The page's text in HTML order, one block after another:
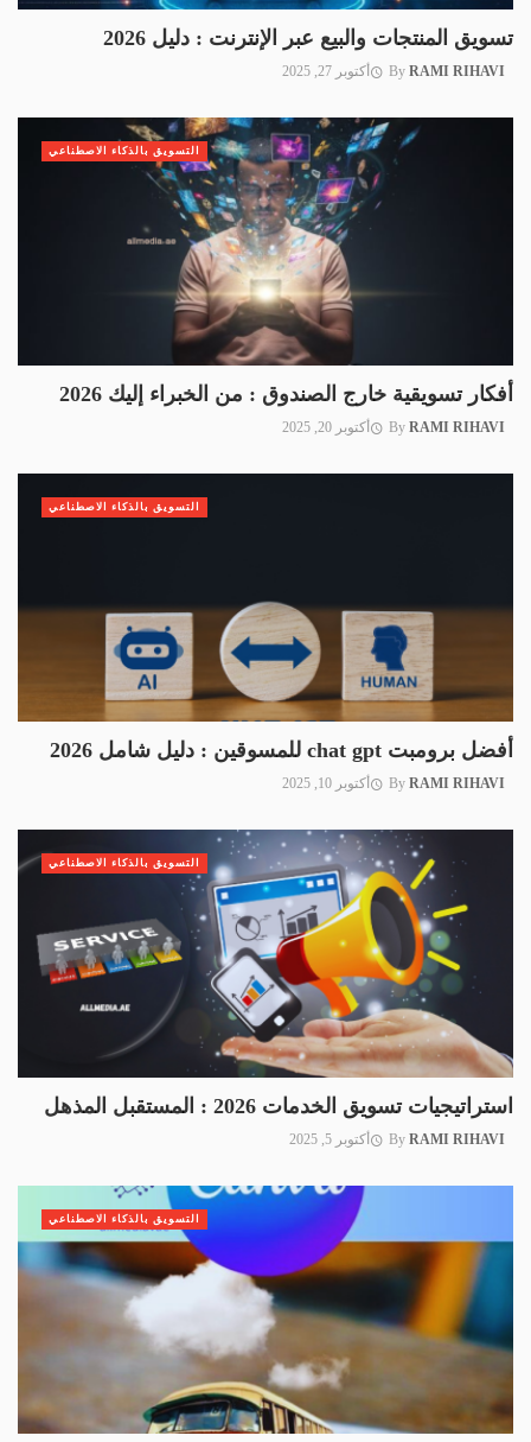
تسويق المنتجات والبيع عبر الإنترنت : دليل 2026
By RAMI RIHAVI أكتوبر 27, 2025
أفكار تسويقية خارج الصندوق : من الخبراء إليك 2026
By RAMI RIHAVI أكتوبر 20, 2025
التسويق بالذكاء الاصطناعي
أفضل برومبت chat gpt للمسوقين : دليل شامل 2026
By RAMI RIHAVI أكتوبر 10, 2025
التسويق بالذكاء الاصطناعي
استراتيجيات تسويق الخدمات 2026 : المستقبل المذهل
By RAMI RIHAVI أكتوبر 5, 2025
التسويق بالذكاء الاصطناعي
التسويق بالذكاء الاصطناعي